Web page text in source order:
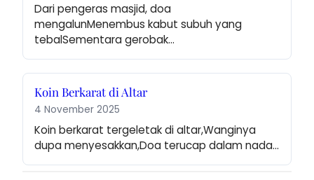
Dari pengeras masjid, doa
mengalunMenembus kabut subuh yang
tebalSementara gerobak…
Koin Berkarat di Altar
4 November 2025
Koin berkarat tergeletak di altar,Wanginya
dupa menyesakkan,Doa terucap dalam nada…